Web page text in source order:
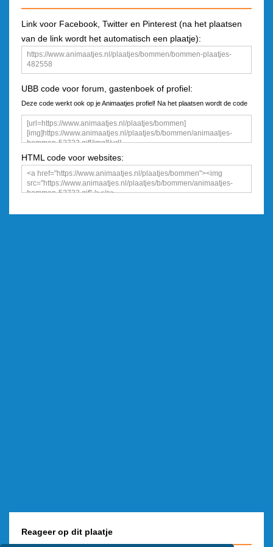
Link voor Facebook, Twitter en Pinterest (na het plaatsen
van de link wordt het automatisch een plaatje):
UBB code voor forum, gastenboek of profiel:
Deze code werkt ook op je Animaatjes profiel! Na het plaatsen wordt de code
een plaatje
HTML code voor websites:
Reageer op dit plaatje